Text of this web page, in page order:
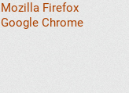
Mozilla Firefox
Google Chrome